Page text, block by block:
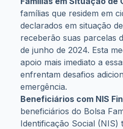
famílias que residem em
declarados em situação
receberão suas parcelas
de junho de 2024. Esta
apoio mais imediato a
enfrentam desafios
emergência.
Beneficiários com NIS
beneficiários do Bolsa
Identificação Social (NIS)